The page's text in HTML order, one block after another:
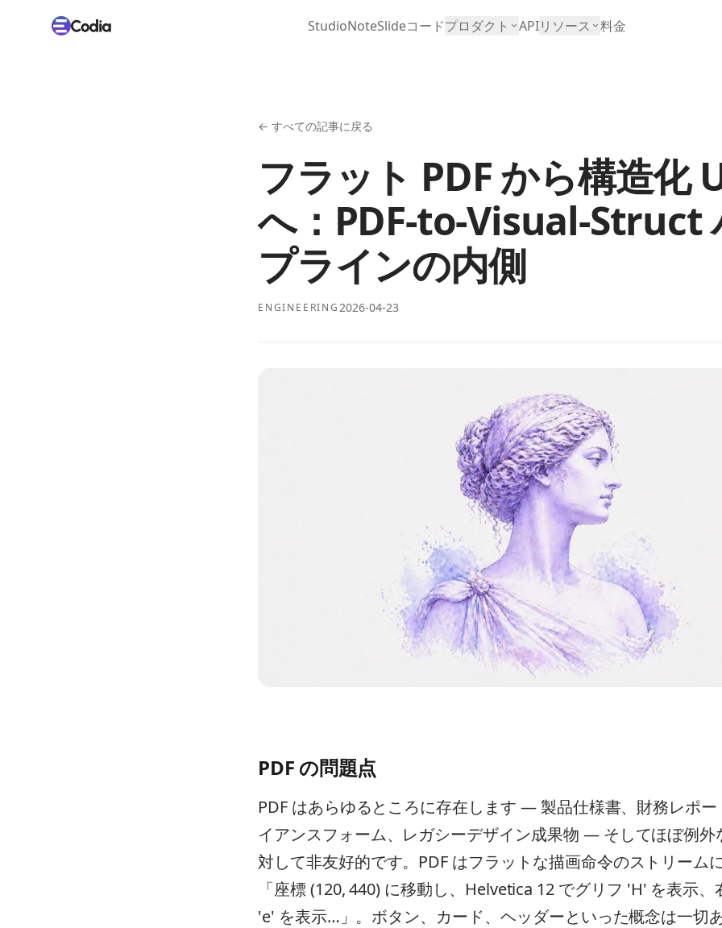
StudioNoteSlideコードプロダクト APIリソース 料金
← すべての記事に戻る
フラット PDF から構造化
へ：PDF-to-Visual-Struct
プラインの内側
ENGINEERING2026-04-23
PDF の問題点
PDF はあらゆるところに存在します — 製品仕様書、財務レポ
イアンスフォーム、レガシーデザイン成果物 — そしてほぼ例外
対して非友好的です。PDF はフラットな描画命令のストリーム
「座標 (120, 440) に移動し、Helvetica 12 でグリフ 'H' を表示
'e' を表示…」。ボタン、カード、ヘッダーといった概念は一切